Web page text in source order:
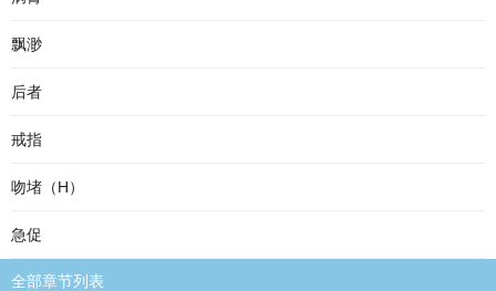
飘渺
后者
戒指
吻堵（H）
急促
全部章节列表